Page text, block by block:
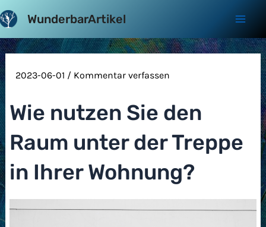
Zum
Inhalt
springen
WunderbarArtikel
2023-06-01 / Kommentar verfassen
Wie nutzen Sie den
Raum unter der Treppe
in Ihrer Wohnung?